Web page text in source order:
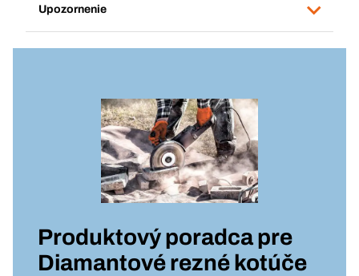
Upozornenie
Produktový poradca pre
Diamantové rezné kotúče